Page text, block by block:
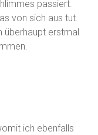
passiert.
von sich aus tut.
überhaupt erstmal
ich ebenfalls